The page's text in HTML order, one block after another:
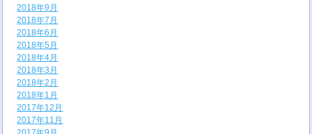
2018年9月
2018年7月
2018年6月
2018年5月
2018年4月
2018年3月
2018年2月
2018年1月
2017年12月
2017年11月